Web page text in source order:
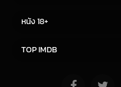
หนัง 18+
TOP IMDB